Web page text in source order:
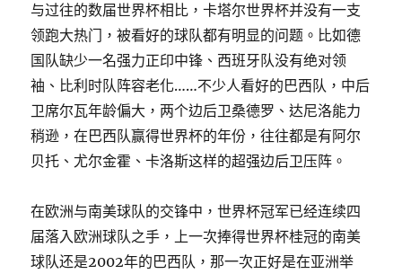
与过往的数届世界杯相比，卡塔尔世界杯并没有一支
领跑大热门，被看好的球队都有明显的问题。比如德
国队缺少一名强力正印中锋、西班牙队没有绝对领
袖、比利时队阵容老化……不少人看好的巴西队，中后
卫席尔瓦年龄偏大，两个边后卫桑德罗、达尼洛能力
稍逊，在巴西队赢得世界杯的年份，往往都是有阿尔
贝托、尤尔金霍、卡洛斯这样的超强边后卫压阵。
在欧洲与南美球队的交锋中，世界杯冠军已经连续四
届落入欧洲球队之手，上一次捧得世界杯桂冠的南美
球队还是2002年的巴西队，那一次正好是在亚洲举